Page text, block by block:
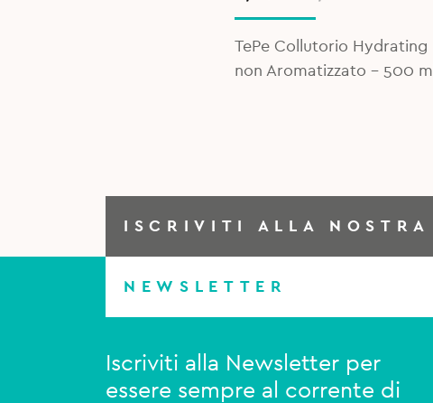
price
12,50€.
price
9,50€.
TePe Collutorio Hydrating
non Aromatizzato - 500 ml
ISCRIVITI ALLA NOSTRA
NEWSLETTER
Iscriviti alla Newsletter per
essere sempre al corrente di